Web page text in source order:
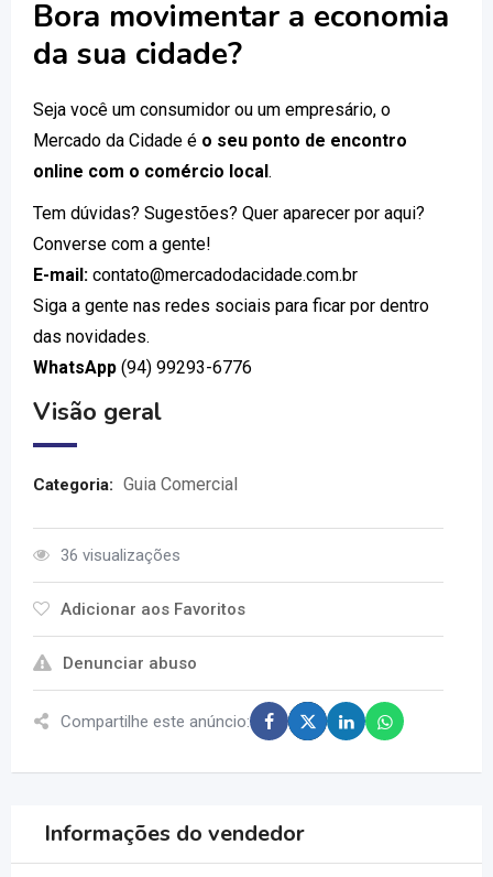
Bora movimentar a economia
da sua cidade?
Seja você um consumidor ou um empresário, o
Mercado da Cidade é o seu ponto de encontro
online com o comércio local.
Tem dúvidas? Sugestões? Quer aparecer por aqui?
Converse com a gente!
E-mail: contato@mercadodacidade.com.br
Siga a gente nas redes sociais para ficar por dentro
das novidades.
WhatsApp (94) 99293-6776
Visão geral
Categoria: Guia Comercial
36 visualizações
Adicionar aos Favoritos
Denunciar abuso
Compartilhe este anúncio:
Informações do vendedor